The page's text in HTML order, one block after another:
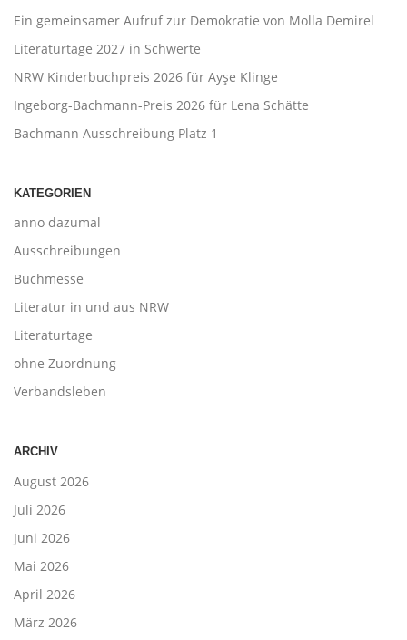
Ein gemeinsamer Aufruf zur Demokratie von Molla Demirel
Literaturtage 2027 in Schwerte
NRW Kinderbuchpreis 2026 für Ayşe Klinge
Ingeborg-Bachmann-Preis 2026 für Lena Schätte
Bachmann Ausschreibung Platz 1
KATEGORIEN
anno dazumal
Ausschreibungen
Buchmesse
Literatur in und aus NRW
Literaturtage
ohne Zuordnung
Verbandsleben
ARCHIV
August 2026
Juli 2026
Juni 2026
Mai 2026
April 2026
März 2026